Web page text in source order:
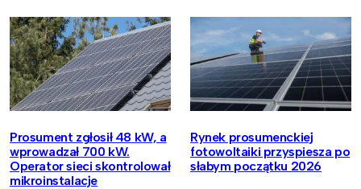
Prosument zgłosił 48 kW, a
wprowadzał 700 kW.
Operator sieci skontrolował
mikroinstalacje
Rynek prosumenckiej
fotowoltaiki przyspiesza po
słabym początku 2026